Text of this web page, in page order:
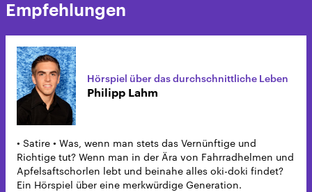
Empfehlungen
Hörspiel über das durchschnittliche Leben
Philipp Lahm
• Satire • Was, wenn man stets das Vernünftige und
Richtige tut? Wenn man in der Ära von Fahrradhelmen und
Apfelsaftschorlen lebt und beinahe alles oki-doki findet?
Ein Hörspiel über eine merkwürdige Generation.